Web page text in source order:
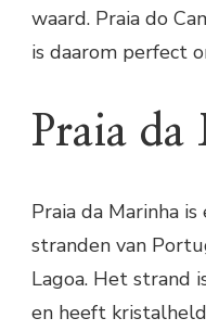
waard. Praia do
is daarom perfect
Praia da
Praia da Marinha
stranden van
Lagoa. Het strand
en heeft